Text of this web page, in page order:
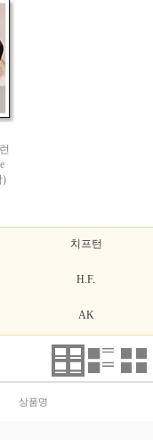
)
치프턴
H.F.
AK
상품명